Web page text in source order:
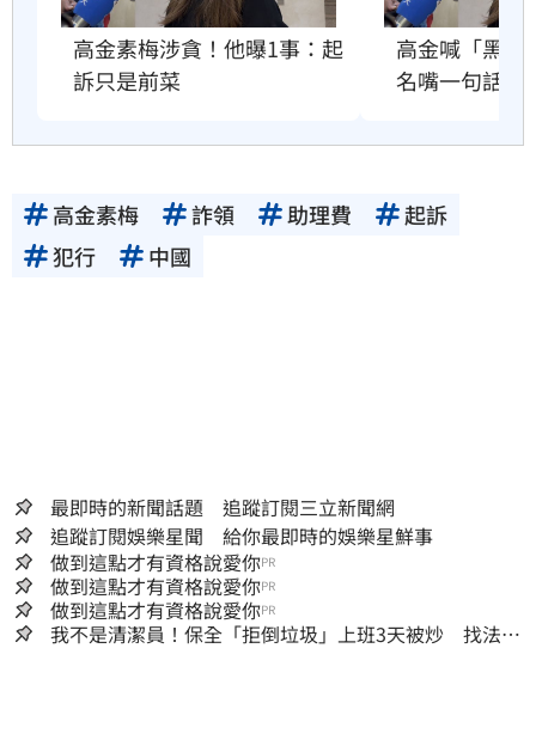
高金素梅涉貪！他曝1事：起
訴只是前菜
高金喊「黑
名嘴一句話電
高金素梅 詐領 助理費
起訴
犯行
中國
最即時的新聞話題 追蹤訂閱三立新聞網
追蹤訂閱娛樂星聞 給你最即時的娛樂星鮮事
做到這點才有資格說愛你PR
做到這點才有資格說愛你PR
做到這點才有資格說愛你PR
我不是清潔員！保全「拒倒垃圾」上班3天被炒 找法院